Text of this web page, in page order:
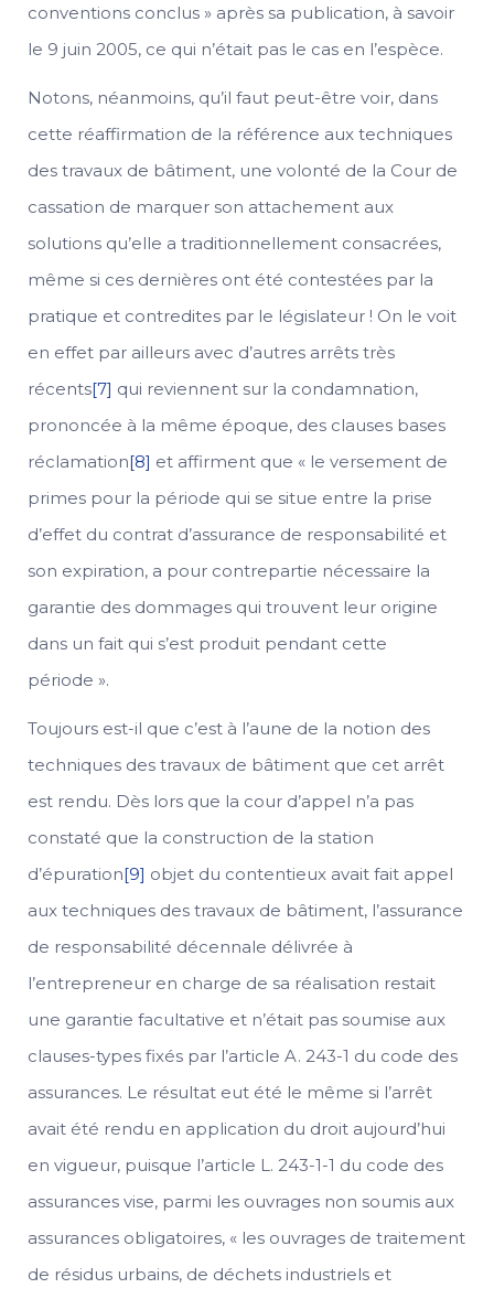
conventions conclus » après sa publication, à savoir
le 9 juin 2005, ce qui n’était pas le cas en l’espèce.
Notons, néanmoins, qu’il faut peut-être voir, dans
cette réaffirmation de la référence aux techniques
des travaux de bâtiment, une volonté de la Cour de
cassation de marquer son attachement aux
solutions qu’elle a traditionnellement consacrées,
même si ces dernières ont été contestées par la
pratique et contredites par le législateur ! On le voit
en effet par ailleurs avec d’autres arrêts très
récents[7] qui reviennent sur la condamnation,
prononcée à la même époque, des clauses bases
réclamation[8] et affirment que « le versement de
primes pour la période qui se situe entre la prise
d’effet du contrat d’assurance de responsabilité et
son expiration, a pour contrepartie nécessaire la
garantie des dommages qui trouvent leur origine
dans un fait qui s’est produit pendant cette
période ».
Toujours est-il que c’est à l’aune de la notion des
techniques des travaux de bâtiment que cet arrêt
est rendu. Dès lors que la cour d’appel n’a pas
constaté que la construction de la station
d’épuration[9] objet du contentieux avait fait appel
aux techniques des travaux de bâtiment, l’assurance
de responsabilité décennale délivrée à
l’entrepreneur en charge de sa réalisation restait
une garantie facultative et n’était pas soumise aux
clauses-types fixés par l’article A. 243-1 du code des
assurances. Le résultat eut été le même si l’arrêt
avait été rendu en application du droit aujourd’hui
en vigueur, puisque l’article L. 243-1-1 du code des
assurances vise, parmi les ouvrages non soumis aux
assurances obligatoires, « les ouvrages de traitement
de résidus urbains, de déchets industriels et